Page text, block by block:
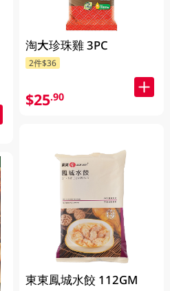
淘大珍珠雞 3PC
2件$36
$25.90
東東鳳城水餃 112GM